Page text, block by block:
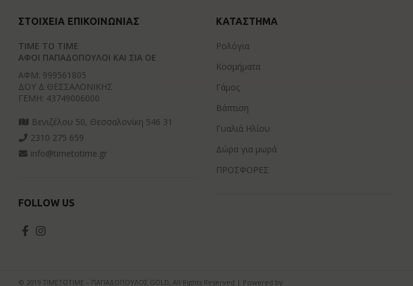
ΣΤΟΙΧΕΊΑ ΕΠΙΚΟΙΝΩΝΊΑΣ
TIME TO TIME
ΑΦΟΙ ΠΑΠΑΔΟΠΟΥΛΟΙ ΚΑΙ ΣΙΑ ΟΕ
ΑΦΜ: 999561805
ΔΟΥ Δ ΘΕΣΣΑΛΟΝΙΚΗΣ
ΓΕΜΗ: 43749006000
Βενιζέλου 50, Θεσσαλονίκη 546 31
2310 275 659
info@timetotime.gr
FOLLOW US
ΚΑΤΆΣΤΗΜΑ
Ρολόγια
Κοσμήματα
Γάμος
Βάπτιση
Γυαλιά Ηλίου
Δώρα για μωρά
ΠΡΟΣΦΟΡΕΣ
© 2019 ΤΙΜΕΤΟΤΙΜΕ – ΠΑΠΑΔΟΠΟΥΛΟΣ GOLD, All Rights Reserved | Powered by